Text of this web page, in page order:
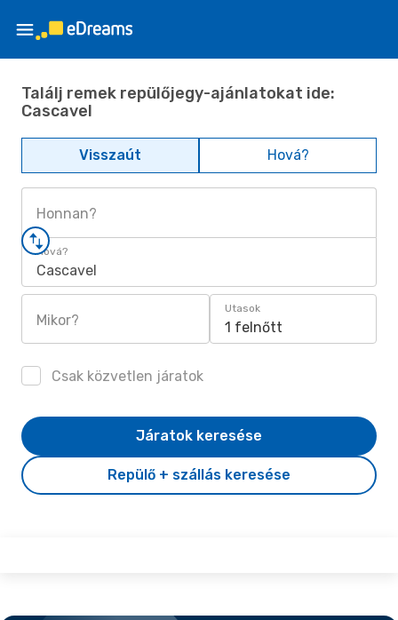
Találj remek repülőjegy-ajánlatokat ide:
Cascavel
Visszaút Hová?
Honnan?
Hová?
Cascavel
Mikor?
Utasok
1 felnőtt
Csak közvetlen járatok
Repülő + szállás keresése
Járatok keresése